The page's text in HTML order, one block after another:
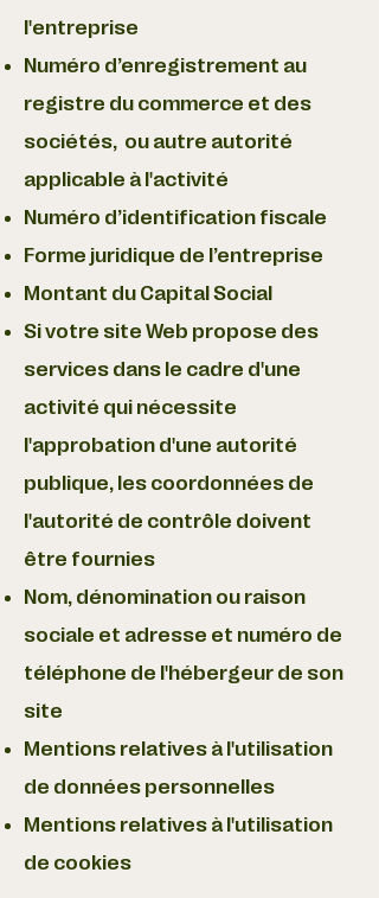
l'entreprise
Numéro d’enregistrement au
registre du commerce et des
sociétés, ou autre autorité
applicable à l'activité
Numéro d’identification fiscale
Forme juridique de l’entreprise
Montant du Capital Social
Si votre site Web propose des
services dans le cadre d'une
activité qui nécessite
l'approbation d'une autorité
publique, les coordonnées de
l'autorité de contrôle doivent
être fournies
Nom, dénomination ou raison
sociale et adresse et numéro de
téléphone de l'hébergeur de son
site
Mentions relatives à l'utilisation
de données personnelles
Mentions relatives à l'utilisation
de cookies